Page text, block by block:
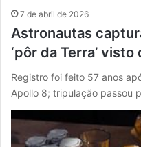
7 de abril de 2026
Astronautas
‘pôr da Terra’ visto
Registro foi feito 57 anos
Apollo 8; tripulação passou